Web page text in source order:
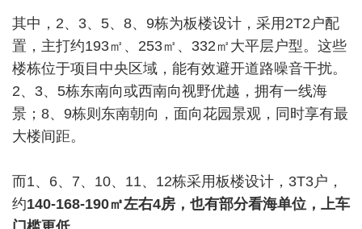
其中，2、3、5、8、9栋为板楼设计，采用2T2户配
置，主打约193㎡、253㎡、332㎡大平层户型。这些
楼栋位于项目中央区域，能有效避开道路噪音干扰。
2、3、5栋东南向或西南向视野优越，拥有一线海
景；8、9栋则东南朝向，面向花园景观，同时享有最
大楼间距。
而1、6、7、10、11、12栋采用板楼设计，3T3户，
约140-168-190㎡左右4房，也有部分看海单位，上车